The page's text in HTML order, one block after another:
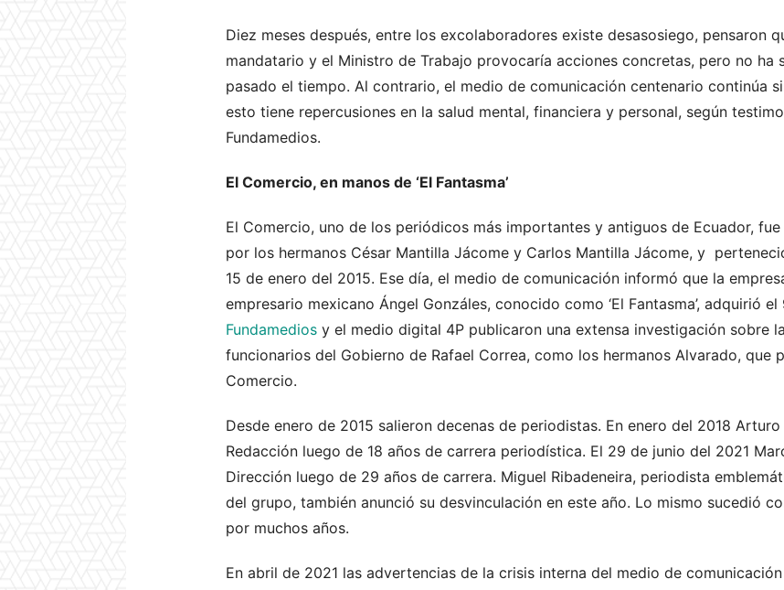
Diez meses después, entre los excolaboradores existe desasosiego, pensaron
mandatario y el Ministro de Trabajo provocaría acciones concretas, pero no ha
pasado el tiempo. Al contrario, el medio de comunicación centenario continúa
esto tiene repercusiones en la salud mental, financiera y personal, según
Fundamedios.
El Comercio, en manos de ‘El Fantasma’
El Comercio, uno de los periódicos más importantes y antiguos de Ecuador,
por los hermanos César Mantilla Jácome y Carlos Mantilla Jácome, y
15 de enero del 2015. Ese día, el medio de comunicación informó que la
empresario mexicano Ángel Gonzáles, conocido como ‘El Fantasma’, adquirió
Fundamedios y el medio digital 4P publicaron una extensa investigación sobre
funcionarios del Gobierno de Rafael Correa, como los hermanos Alvarado, que
Comercio.
Desde enero de 2015 salieron decenas de periodistas. En enero del 2018
Redacción luego de 18 años de carrera periodística. El 29 de junio del 2021
Dirección luego de 29 años de carrera. Miguel Ribadeneira, periodista
del grupo, también anunció su desvinculación en este año. Lo mismo sucedió
por muchos años.
En abril de 2021 las advertencias de la crisis interna del medio de